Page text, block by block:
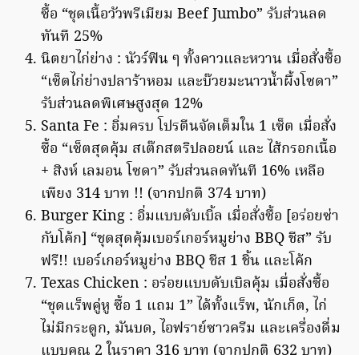
ซื้อ “ชุดเนื้อวัวพรีเมียม Beef Jumbo” รับส่วนลด
ทันที 25%
นิตยาไก่ย่าง : นัวร์ฟิน ๆ ทั้งคาวและหวาน เมื่อสั่งซื้อ
“เซ็ตไก่ย่างปลาร้าหอม และบ๊วยมะนาวน้ำผึ้งโซดา”
รับส่วนลดพิเศษสูงสุด 12%
Santa Fe : อิ่มครบ โปรตีนจัดเต็มใน 1 เซ็ต เมื่อสั่ง
ซื้อ “เซ็ตสุดคุ้ม สเต๊กสตริปลอยน์ และ ไส้กรอกเนื้อ
+ สิงห์ เลมอน โซดา” รับส่วนลดทันที 16% เหลือ
เพียง 314 บาท !! (จากปกติ 374 บาท)
Burger King : อิ่มแบบดับเบิ้ล เมื่อสั่งซื้อ [อร่อยซ่า
กับโค้ก] “ชุดสุดคุ้มเบอร์เกอร์หมูย่าง BBQ ชีส” รับ
ฟรี!! เบอร์เกอร์หมูย่าง BBQ ชีส 1 ชิ้น และโค้ก
Texas Chicken : อร่อยแบบดับเบิลคุ้ม เมื่อสั่งซื้อ
“ชุดแร็พคู่หู ซื้อ 1 แถม 1” ได้ทั้งแร็พ, นักเก็ต, ไก่
ไม่มีกระดูก, มันบด, ไอฟราย์ซาวครีม และเครื่องดื่ม